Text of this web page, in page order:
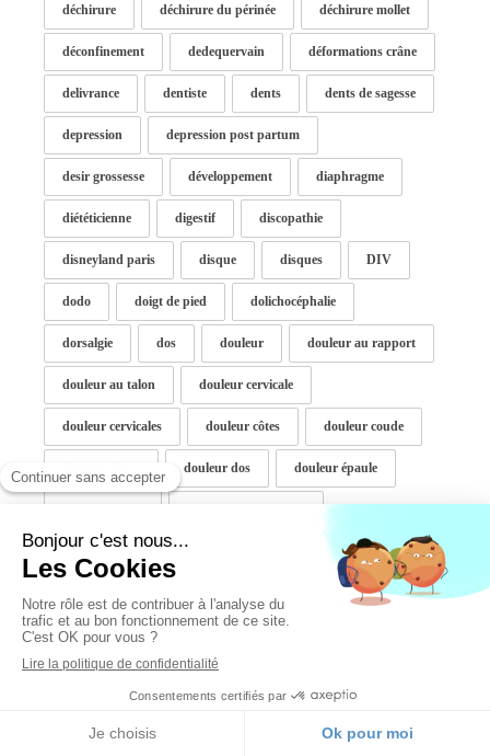
déchirure déchirure du périnée déchirure mollet
déconfinement dedequervain déformations crâne
delivrance dentiste dents dents de sagesse
depression depression post partum
desir grossesse développement diaphragme
diététicienne digestif discopathie
disneyland paris disque disques DIV
dodo doigt de pied dolichocéphalie
dorsalgie dos douleur douleur au rapport
douleur au talon douleur cervicale
douleur cervicales douleur côtes douleur coude
douleur dos douleur épaule
douleur intercostale
douleur pied